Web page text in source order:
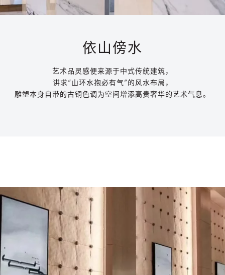
依山傍水
艺术品灵感便来源于中式传统建筑，
讲求“山环水抱必有气” 的风水布局，
雕塑本身自带的古铜色调为空间增添高贵奢华的艺术气息。